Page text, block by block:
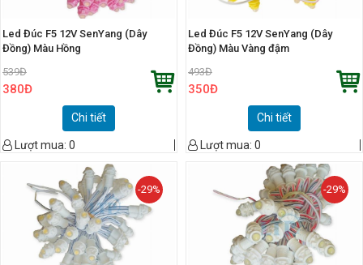
Led Đúc F5 12V SenYang (Dây
Đồng) Màu Hồng
539Đ
380Đ
Chi tiết
Lượt mua: 0
Led Đúc F5 12V SenYang (Dây
Đồng) Màu Vàng đậm
493Đ
350Đ
Chi tiết
Lượt mua: 0
-29% -29%